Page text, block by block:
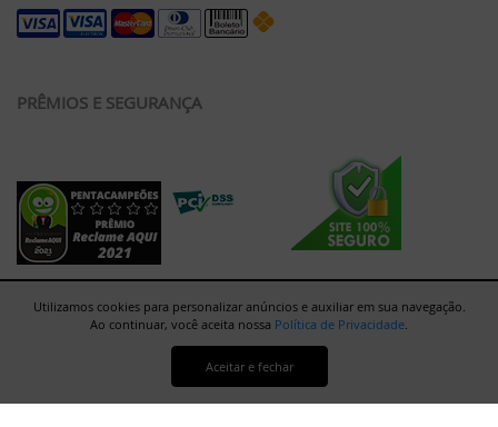
PRÊMIOS E SEGURANÇA
Rua Major Paladino, 128 - Galpão 12 - São Paulo/SP - 05307-000 |
Utilizamos cookies para personalizar anúncios e auxiliar em sua navegação.
Ao continuar, você aceita nossa Política de Privacidade.
Aceitar e fechar